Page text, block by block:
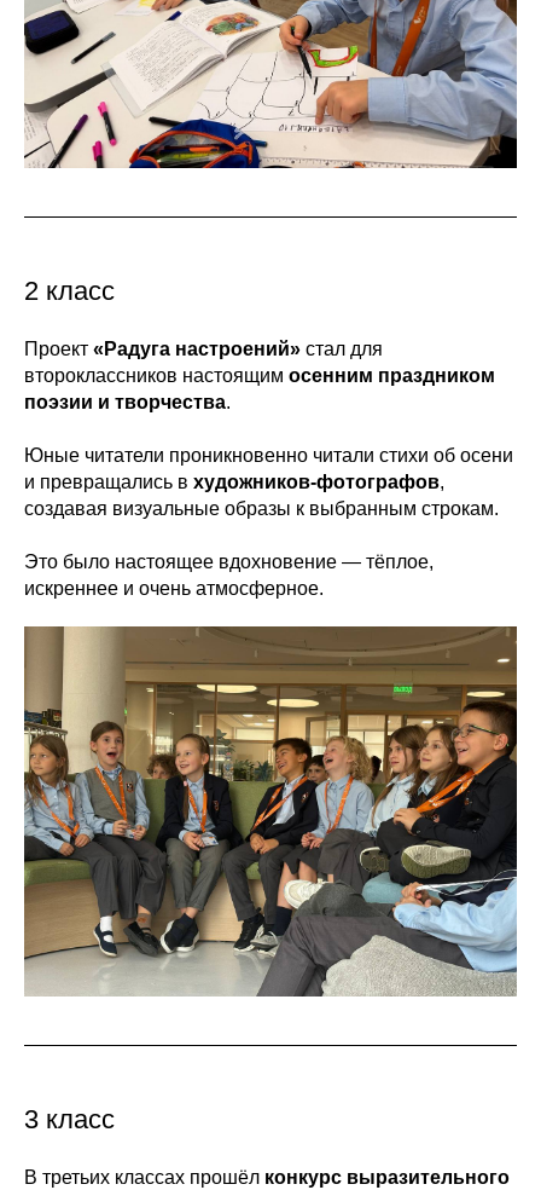
2 класс
Проект «Радуга настроений» стал для
второклассников настоящим осенним праздником
поэзии и творчества.
Юные читатели проникновенно читали стихи об осени
и превращались в художников-фотографов,
создавая визуальные образы к выбранным строкам.
Это было настоящее вдохновение — тёплое,
искреннее и очень атмосферное.
3 класс
В третьих классах прошёл конкурс выразительного